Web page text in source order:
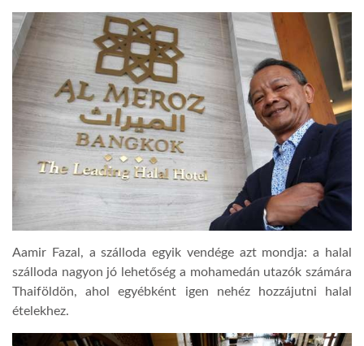
Aamir Fazal, a szálloda egyik vendége azt mondja: a halal
szálloda nagyon jó lehetőség a mohamedán utazók számára
Thaiföldön, ahol egyébként igen nehéz hozzájutni halal
ételekhez.